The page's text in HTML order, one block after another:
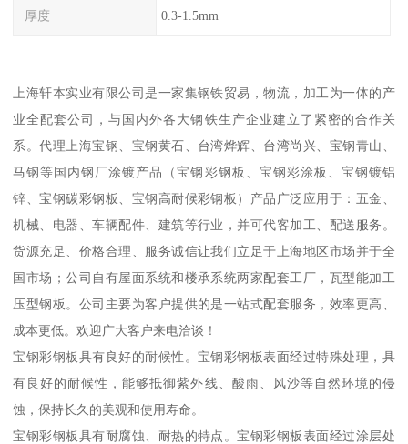
厚度 0.3-1.5mm
上海轩本实业有限公司是一家集钢铁贸易，物流，加工为一体的产
业全配套公司，与国内外各大钢铁生产企业建立了紧密的合作关
系。代理上海宝钢、宝钢黄石、台湾烨辉、台湾尚兴、宝钢青山、
马钢等国内钢厂涂镀产品（宝钢彩钢板、宝钢彩涂板、宝钢镀铝
锌、宝钢碳彩钢板、宝钢高耐候彩钢板）产品广泛应用于：五金、
机械、电器、车辆配件、建筑等行业，并可代客加工、配送服务。
货源充足、价格合理、服务诚信让我们立足于上海地区市场并于全
国市场；公司自有屋面系统和楼承系统两家配套工厂，瓦型能加工
压型钢板。公司主要为客户提供的是一站式配套服务，效率更高、
成本更低。欢迎广大客户来电洽谈！
宝钢彩钢板具有良好的耐候性。宝钢彩钢板表面经过特殊处理，具
有良好的耐候性，能够抵御紫外线、酸雨、风沙等自然环境的侵
蚀，保持长久的美观和使用寿命。
宝钢彩钢板具有耐腐蚀、耐热的特点。宝钢彩钢板表面经过涂层处